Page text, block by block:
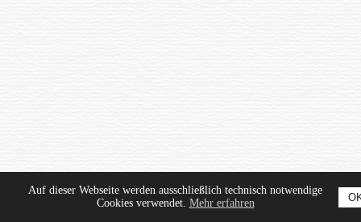
Auf dieser Webseite werden ausschließlich technisch notwendige
Cookies verwendet. Mehr erfahren